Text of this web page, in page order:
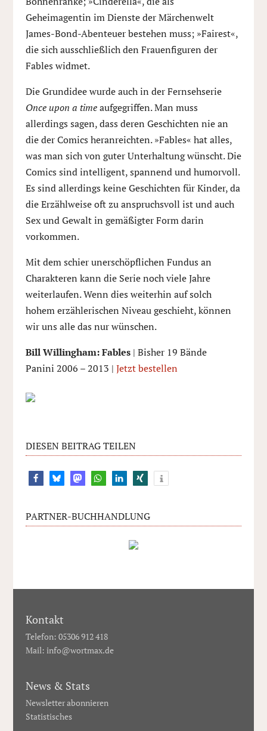
Geheimagentin im Dienste der Märchenwelt
James-Bond-Abenteuer bestehen muss; »Fairest«,
die sich ausschließlich den Frauenfiguren der
Fables widmet.
Die Grundidee wurde auch in der Fernsehserie
Once upon a timeaufgegriffen. Man muss
allerdings sagen, dass deren Geschichten nie an
die der Comics heranreichten. »Fables« hat alles,
was man sich von guter Unterhaltung wünscht. Die
Comics sind intelligent, spannend und humorvoll.
Es sind allerdings keine Geschichten für Kinder, da
die Erzählweise oft zu anspruchsvoll ist und auch
Sex und Gewalt in gemäßigter Form darin
vorkommen.
Mit dem schier unerschöpflichen Fundus an
Charakteren kann die Serie noch viele Jahre
weiterlaufen. Wenn dies weiterhin auf solch
hohem erzählerischen Niveau geschieht, können
wir uns alle das nur wünschen.
Bill Willingham: Fables| Bisher 19 Bände
Panini 2006 – 2013 | Jetzt bestellen
DIESEN BEITRAG TEILEN
PARTNER-BUCHHANDLUNG
Kontakt
Telefon: 05306 912 418
Mail: info@wortmax.de
News & Stats
Newsletter abonnieren
Statistisches